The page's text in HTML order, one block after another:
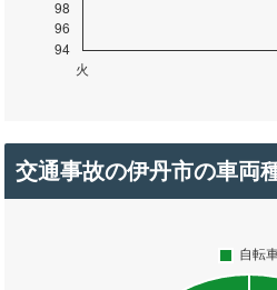
交通事故の伊丹市の車両